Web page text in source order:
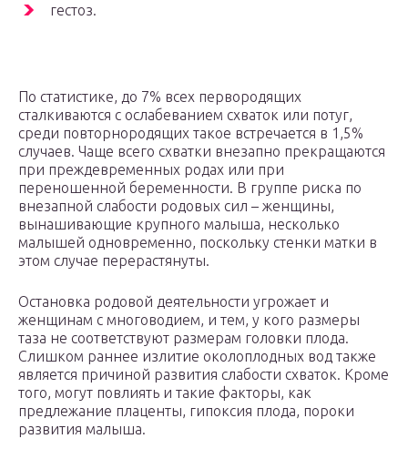
гестоз.
По статистике, до 7% всех первородящих
сталкиваются с ослабеванием схваток или потуг,
среди повторнородящих такое встречается в 1,5%
случаев. Чаще всего схватки внезапно прекращаются
при преждевременных родах или при
переношенной беременности. В группе риска по
внезапной слабости родовых сил – женщины,
вынашивающие крупного малыша, несколько
малышей одновременно, поскольку стенки матки в
этом случае перерастянуты.
Остановка родовой деятельности угрожает и
женщинам с многоводием, и тем, у кого размеры
таза не соответствуют размерам головки плода.
Слишком раннее излитие околоплодных вод также
является причиной развития слабости схваток. Кроме
того, могут повлиять и такие факторы, как
предлежание плаценты, гипоксия плода, пороки
развития малыша.